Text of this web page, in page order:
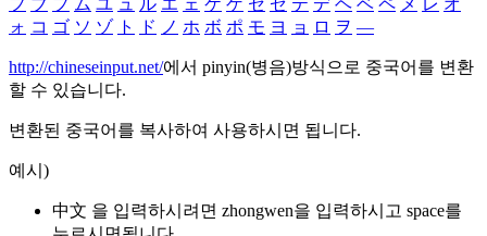
フ ブ プ ム ユ ュ ル エ ェ ケ ゲ セ ゼ テ デ ヘ ベ ペ メ レ オ
ォ コ ゴ ソ ゾ ト ド ノ ホ ボ ポ モ ヨ ョ ロ ヲ ―
http://chineseinput.net/에서 pinyin(병음)방식으로 중국어를 변환
할 수 있습니다.
변환된 중국어를 복사하여 사용하시면 됩니다.
예시)
中文 을 입력하시려면 zhongwen을 입력하시고 space를